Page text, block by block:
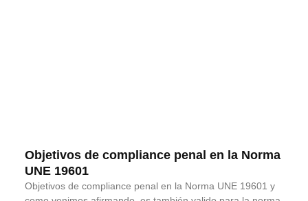
Objetivos de compliance penal en la Norma
UNE 19601
Objetivos de compliance penal en la Norma UNE 19601 y